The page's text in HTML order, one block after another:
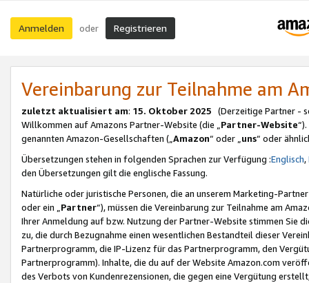
Anmelden oder Registrieren
Vereinbarung zur Teilnahme am
zuletzt aktualisiert am: 15. Oktober 2025 (Derzeitige Partner -
Willkommen auf Amazons Partner-Website (die „Partner-Website
genannten Amazon-Gesellschaften („Amazon“ oder „uns“ oder
Übersetzungen stehen in folgenden Sprachen zur Verfügung :Englisch,
den Übersetzungen gilt die englische Fassung.
Natürliche oder juristische Personen, die an unserem Marketing-
oder ein „Partner“), müssen die Vereinbarung zur Teilnahme am
Ihrer Anmeldung auf bzw. Nutzung der Partner-Website stimmen Sie
zu, die durch Bezugnahme einen wesentlichen Bestandteil dieser
Partnerprogramm, die IP-Lizenz für das Partnerprogramm, den
Partnerprogramm). Inhalte, die du auf der Website Amazon.com
des Verbots von Kundenrezensionen, die gegen eine Vergütung